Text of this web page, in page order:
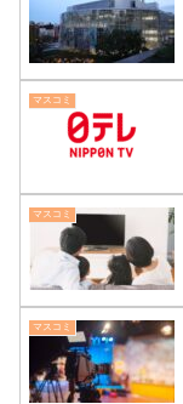
マスコミ
マスコミ
マスコミ